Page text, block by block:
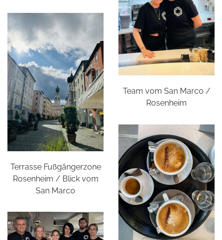
Team vom San Marco /
Rosenheim
Terrasse Fußgängerzone
Rosenheim / Blick vom
San Marco